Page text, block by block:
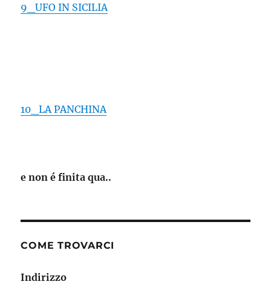
9_UFO IN SICILIA
10_LA PANCHINA
e non é finita qua..
COME TROVARCI
Indirizzo